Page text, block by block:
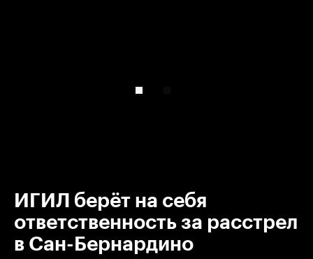
ИГИЛ берёт на себя
ответственность за расстрел
в Сан-Бернардино